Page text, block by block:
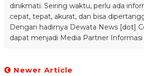
dinikmati. Seiring waktu, perlu ada
cepat, tepat, akurat, dan bisa
Dengan hadirnya Dewata News [dot]
dapat menjadi Media Partner Informasi
Newer Article